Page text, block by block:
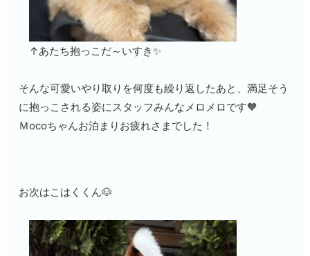
↑あたち抱っこだ～いすき✨
そんな可愛いやり取りを何度も繰り返したあと、満足そう
に抱っこされる姿にスタッフみんなメロメロです🧡
Ｍocoちゃんお泊まりお疲れさまでした！
お次はこはくくん🐶